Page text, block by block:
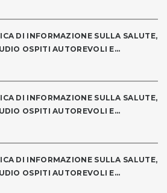
DI INFORMAZIONE SULLA SALUTE,
OSPITI AUTOREVOLI E...
DI INFORMAZIONE SULLA SALUTE,
OSPITI AUTOREVOLI E...
DI INFORMAZIONE SULLA SALUTE,
OSPITI AUTOREVOLI E...